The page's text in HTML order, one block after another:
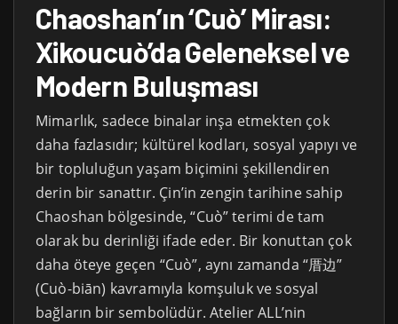
Chaoshan’ın ‘Cuò’ Mirası:
Xikoucuò’da Geleneksel ve
Modern Buluşması
Mimarlık, sadece binalar inşa etmekten çok
daha fazlasıdır; kültürel kodları, sosyal yapıyı ve
bir topluluğun yaşam biçimini şekillendiren
derin bir sanattır. Çin’in zengin tarihine sahip
Chaoshan bölgesinde, “Cuò” terimi de tam
olarak bu derinliği ifade eder. Bir konuttan çok
daha öteye geçen “Cuò”, aynı zamanda “厝边”
(Cuò-biān) kavramıyla komşuluk ve sosyal
bağların bir sembolüdür. Atelier ALL’nin